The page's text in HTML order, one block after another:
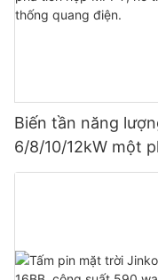
Biến tần năng
6/8/10/12kW một
song song 9 thiết